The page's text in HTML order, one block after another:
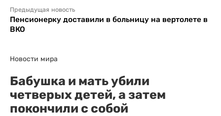
Предыдущая новость
Пенсионерку доставили в больницу на вертолете в
ВКО
Новости мира
Бабушка и мать убили
четверых детей, а затем
покончили с собой